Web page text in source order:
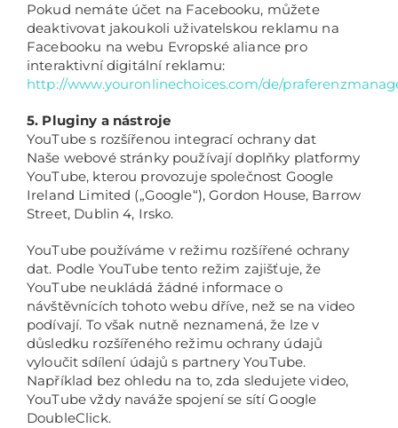
Pokud nemáte účet na Facebooku, můžete
deaktivovat jakoukoli uživatelskou reklamu na
Facebooku na webu Evropské aliance pro
interaktivní digitální reklamu:
http://www.youronlinechoices.com/de/
5. Pluginy a nástroje
YouTube s rozšířenou integrací ochrany dat
Naše webové stránky používají doplňky platformy
YouTube, kterou provozuje společnost Google
Ireland Limited („Google“), Gordon House, Barrow
Street, Dublin 4, Irsko.
YouTube používáme v režimu rozšířené ochrany
dat. Podle YouTube tento režim zajišťuje, že
YouTube neukládá žádné informace o
návštěvnících tohoto webu dříve, než se na video
podívají. To však nutně neznamená, že lze v
důsledku rozšířeného režimu ochrany údajů
vyloučit sdílení údajů s partnery YouTube.
Například bez ohledu na to, zda sledujete video,
YouTube vždy naváže spojení se sítí Google
DoubleClick.